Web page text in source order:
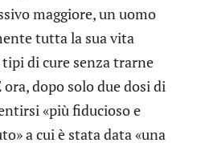
maggiore, un uomo
tutta la sua vita
di cure senza trarne
dopo solo due dosi di
«più fiducioso e
a cui è stata data «una